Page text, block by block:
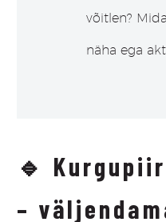
võitlen?
näha ega
🔹
–